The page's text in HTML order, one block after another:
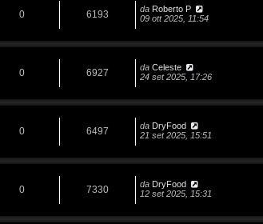
0 6193 da Roberto P
09 ott 2025, 11:54
0 6927 da Celeste
24 set 2025, 17:26
0 6497 da DryFood
21 set 2025, 15:51
0 7330 da DryFood
12 set 2025, 15:31